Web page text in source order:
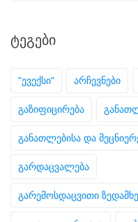
ᲢᲔᲒᲔᲑᲘ
"ევექსი" არჩევნები
გაზიფიცირება
განათლებისა და
გარდაცვალება
გარემოსდაცვითი